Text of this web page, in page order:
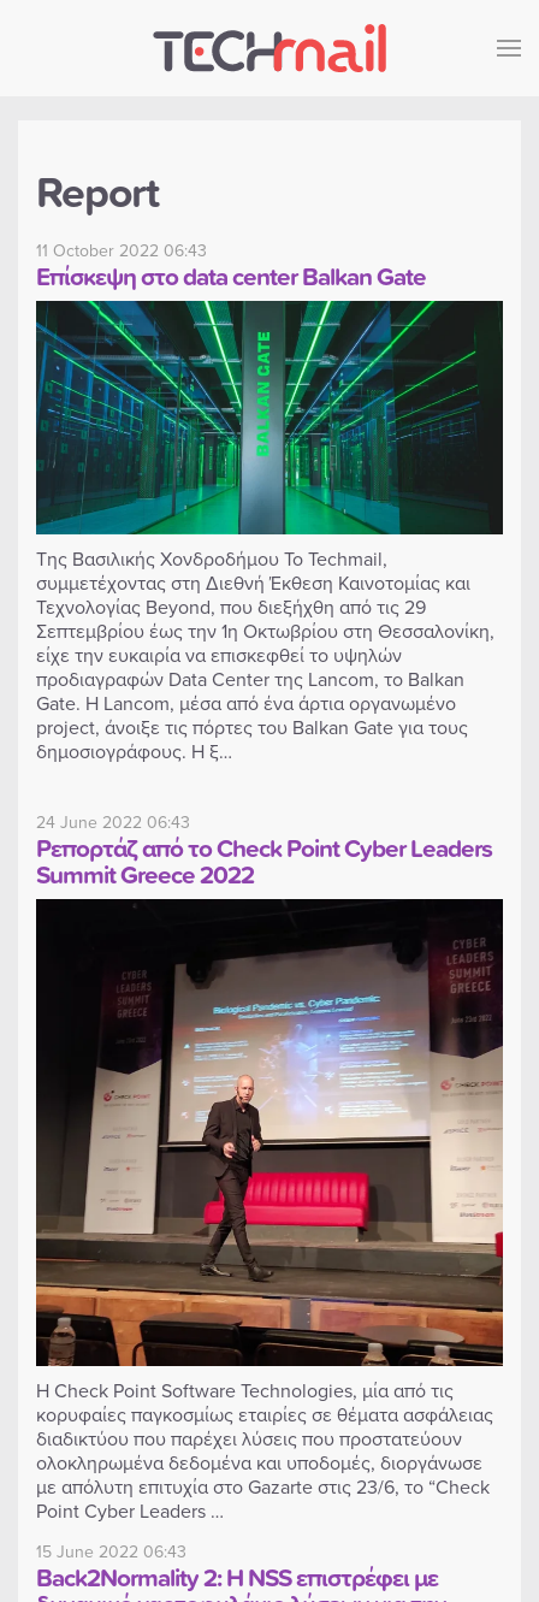
Skip to main content
Report
11 October 2022 06:43
Επίσκεψη στο data center Balkan Gate
Της Βασιλικής Χονδροδήμου Το Techmail,
συμμετέχοντας στη Διεθνή Έκθεση Καινοτομίας και
Τεχνολογίας Beyond, που διεξήχθη από τις 29
Σεπτεμβρίου έως την 1η Οκτωβρίου στη Θεσσαλονίκη,
είχε την ευκαιρία να επισκεφθεί το υψηλών
προδιαγραφών Data Center της Lancom, το Balkan
Gate. Η Lancom, μέσα από ένα άρτια οργανωμένο
project, άνοιξε τις πόρτες του Balkan Gate για τους
δημοσιογράφους. Η ξ…
24 June 2022 06:43
Ρεπορτάζ από το Check Point Cyber Leaders
Summit Greece 2022
Η Check Point Software Technologies, μία από τις
κορυφαίες παγκοσμίως εταιρίες σε θέματα ασφάλειας
διαδικτύου που παρέχει λύσεις που προστατεύουν
ολοκληρωμένα δεδομένα και υποδομές, διοργάνωσε
με απόλυτη επιτυχία στο Gazarte στις 23/6, το “Check
Point Cyber Leaders …
15 June 2022 06:43
Back2Normality 2: Η NSS επιστρέφει με